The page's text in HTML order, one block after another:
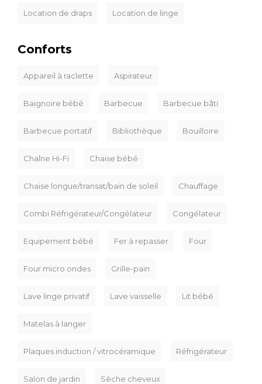
Location de draps Location de linge
Conforts
Appareil à raclette Aspirateur
Baignoire bébé Barbecue Barbecue bâti
Barbecue portatif Bibliothèque Bouilloire
Chaîne Hi-Fi Chaise bébé
Chaise longue/transat/bain de soleil Chauffage
Combi Réfrigérateur/Congélateur Congélateur
Equipement bébé Fer à repasser Four
Four micro ondes Grille-pain
Lave linge privatif Lave vaisselle Lit bébé
Matelas à langer
Plaques induction / vitrocéramique Réfrigérateur
Salon de jardin Sèche cheveux